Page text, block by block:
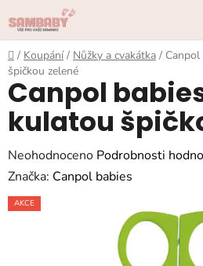
na
obsah
Domů
/ Koupání / Nůžky a cvakátka /
špičkou zelené
Canpol
kulatou
Průměrné
hodnocení
produktu
Neohodnoceno Podrobnosti
Značka: Canpol babies
AKCE